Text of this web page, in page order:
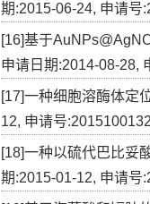
期:2015-06-24, 申请号
[16]基于
申请日期:2014-08-28,
[17]一种细胞溶酶体定
12, 申请号
[18]一种以硫代巴比妥
期:2015-01-12, 申请号